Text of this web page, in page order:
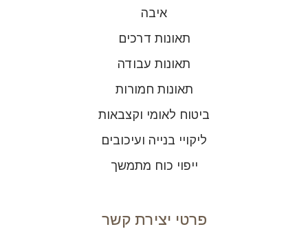
איבה
תאונות דרכים
תאונות עבודה
תאונות חמורות
ביטוח לאומי וקצבאות
ליקויי בנייה ועיכובים
ייפוי כוח מתמשך
פרטי יצירת קשר